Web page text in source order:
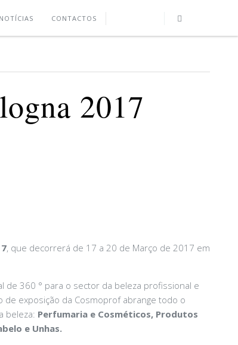
NOTÍCIAS CONTACTOS
2017
, que decorrerá de 17 a 20 de Março de 2017 em
de 360 ° para o sector da beleza profissional e
exposição da Cosmoprof abrange todo o
beleza: Perfumaria e Cosméticos, Produtos
e Unhas.